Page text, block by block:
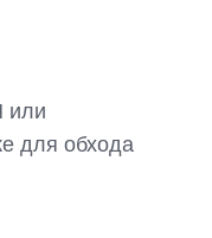
или
для обхода